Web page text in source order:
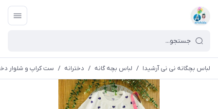
لباس بچگانه نی نی آرشیدا / لباس بچه گانه / دخترانه / ست کراپ و شلوار